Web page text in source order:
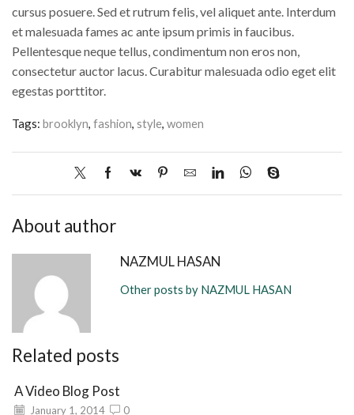
cursus posuere. Sed et rutrum felis, vel aliquet ante. Interdum
et malesuada fames ac ante ipsum primis in faucibus.
Pellentesque neque tellus, condimentum non eros non,
consectetur auctor lacus. Curabitur malesuada odio eget elit
egestas porttitor.
Tags: brooklyn fashion style women
About author
NAZMUL HASAN
Other posts by NAZMUL HASAN
Related posts
A Video Blog Post
January 1, 2014 0